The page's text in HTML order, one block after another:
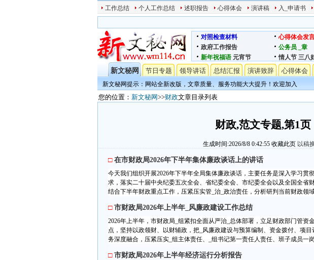
工作总结 个人工作总结 述职报告 心得体会 演讲稿 入_申请书
对照检查材料
心得体会发
政府工作报告
公务员 _章
新年祝福语 元宵节 情人节 三八
新文秘网 节日专题 领导讲话 总结汇报 演讲致辞 心得体会
新文秘网提示：网站全新改版，文章质量、服务功能大大提升！欢迎加入
您的位置： 新文秘网>>财政文章目录列表
财政,范文专题,第1页
生成时间:2026/8/8 0:42:55 收藏此页 以稿
□ 在市财政局2026年下半年集体廉政谈话上的讲话
今天我们组织开展2026年下半年全局集体廉政谈话，主要任务是深入学习贯
求，落实二十届中央纪委五次全会、省纪委全会、市纪委全会以及全国全省
结合下半年财政重点工作，压紧压实管_治_政治责任，分析研判当前财政领
□ 市财政局2026年上半年_风廉政建设工作总结
2026年上半年，市财政局_组紧扣全面从严治_总体部署，立足财政部门管资
点，坚持以政领财、以财辅政，把_风廉政建设与预算编制、资金拨付、项
务深度融合，压紧压实_组主体责任、_组书记第一责任人责任、班子成员一
□ 市财政局2026年上半年经济运行分析报告